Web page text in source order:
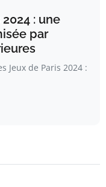
: une
par
Jeux de Paris 2024 :